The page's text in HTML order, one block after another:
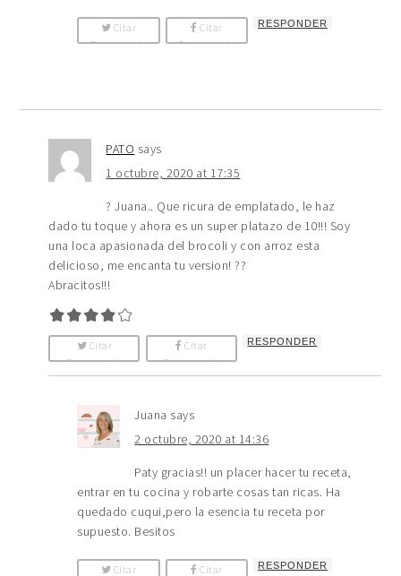
Citar
Comentario
Citar
Comentario
RESPONDER
PATO says
1 octubre, 2020 at 17:35
? Juana.. Que ricura de emplatado, le haz
dado tu toque y ahora es un super platazo de 10!!! Soy
una loca apasionada del brocoli y con arroz esta
delicioso, me encanta tu version! ??
Abracitos!!!
Citar
Comentario
Citar
Comentario
RESPONDER
Juana says
2 octubre, 2020 at 14:36
Paty gracias!! un placer hacer tu receta,
entrar en tu cocina y robarte cosas tan ricas. Ha
quedado cuqui,pero la esencia tu receta por
supuesto. Besitos
Citar
Citar
RESPONDER